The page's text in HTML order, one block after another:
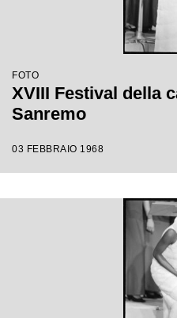
FOTO
XVIII Festival della
Sanremo
03 FEBBRAIO 1968